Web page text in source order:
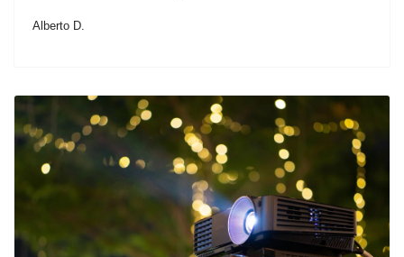
Alberto D.